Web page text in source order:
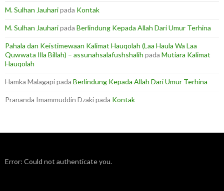
M. Sulhan Jauharipada Kontak
M. Sulhan Jauharipada Berlindung Kepada Allah Dari Umur Terhina
Pahala dan Keistimewaan Kalimat Hauqolah (Laa Haula Wa Laa
Quwwata Illa Billah) – assunahsalafushshalih pada Mutiara Kalimat
Hauqolah
Hamka Malagapipada Berlindung Kepada Allah Dari Umur Terhina
Prananda Imammuddin Dzakipada Kontak
Error: Could not authenticate you.